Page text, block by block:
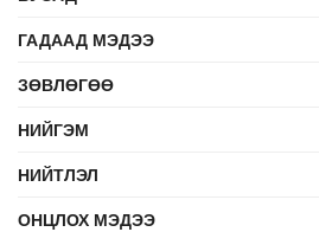
ГАДААД МЭДЭЭ
ЗӨВЛӨГӨӨ
НИЙГЭМ
НИЙТЛЭЛ
ОНЦЛОХ МЭДЭЭ